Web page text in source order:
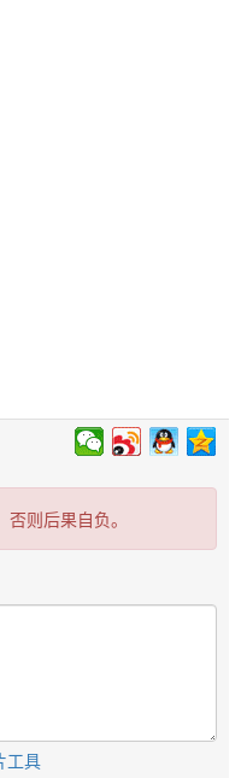
则后果自负。
工具